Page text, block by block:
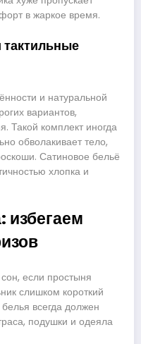
в жаркое время.
и натуральной
вариантов,
Такой комплект иногда
обволакивает тело,
Сатиновое бельё
хлопка и
избегаем
если простыня
слишком короткий
всегда должен
подушки и одеяла